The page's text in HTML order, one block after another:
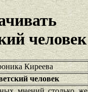
человек
Киреева
человек